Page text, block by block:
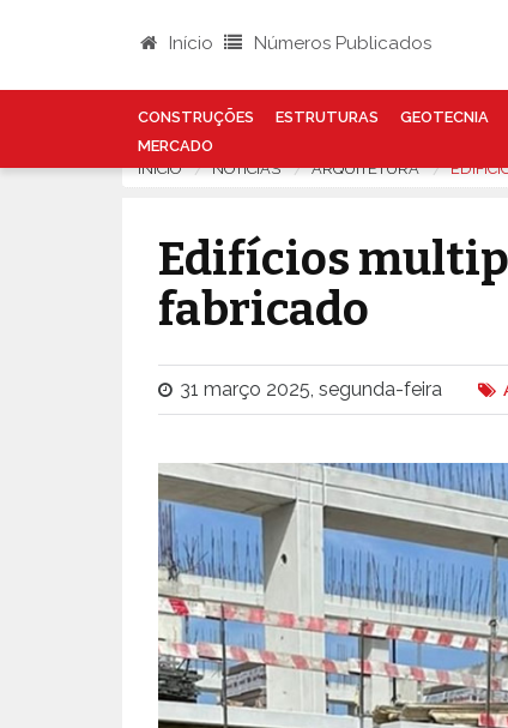
Início Números Publicados
CONSTRUÇÕES ESTRUTURAS GEOTECNIA
MERCADO
INÍCIO NOTÍCIAS ARQUITETURA
Edifícios
fabricado
31 março 2025, segunda-feira